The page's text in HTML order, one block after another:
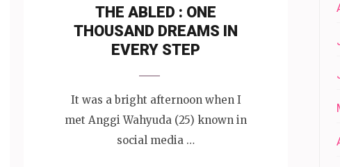
THE ABLED : ONE
THOUSAND DREAMS IN
EVERY STEP
It was a bright afternoon when I
met Anggi Wahyuda (25) known in
social media …